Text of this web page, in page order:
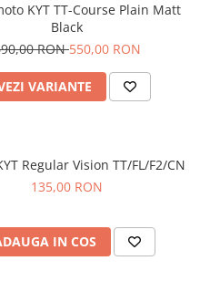
KYT TT-Course Plain Matt
Black
RON550,00 RON
VARIANTE
Regular Vision TT/FL/F2/CN
135,00 RON
IN COS